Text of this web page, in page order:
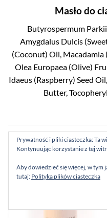
Masło do
Butyrospermum
Amygdalus Dulcis
(Coconut) Oil, Macadamia
Olea Europaea (Olive)
Idaeus (Raspberry) Seed
Butter,
PODOBNE PRODUKTY
Dodaj
Prywatność i pliki ciasteczka: Ta
Kontynuując korzystanie z tej
Aby dowiedzieć się więcej, w
tutaj: Polityka plików ciasteczka